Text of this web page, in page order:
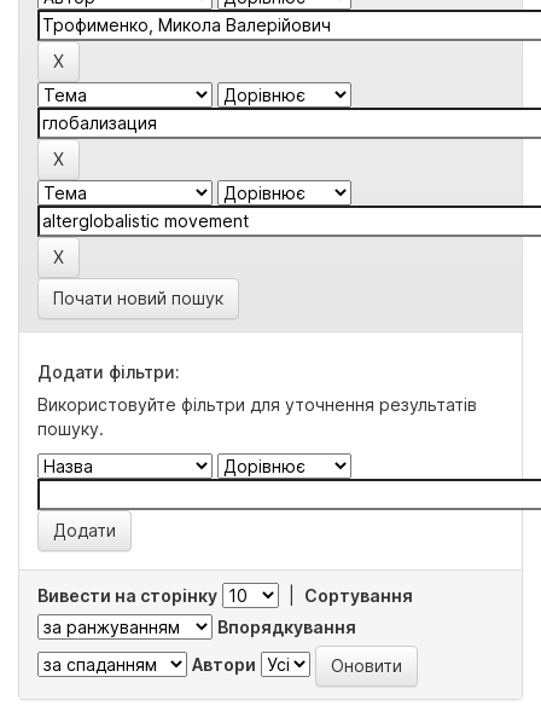
Почати новий пошук
Додати фільтри:
Використовуйте фільтри для уточнення результатів
пошуку.
Вивести на сторінку
Сортування
Впорядкування
Автори